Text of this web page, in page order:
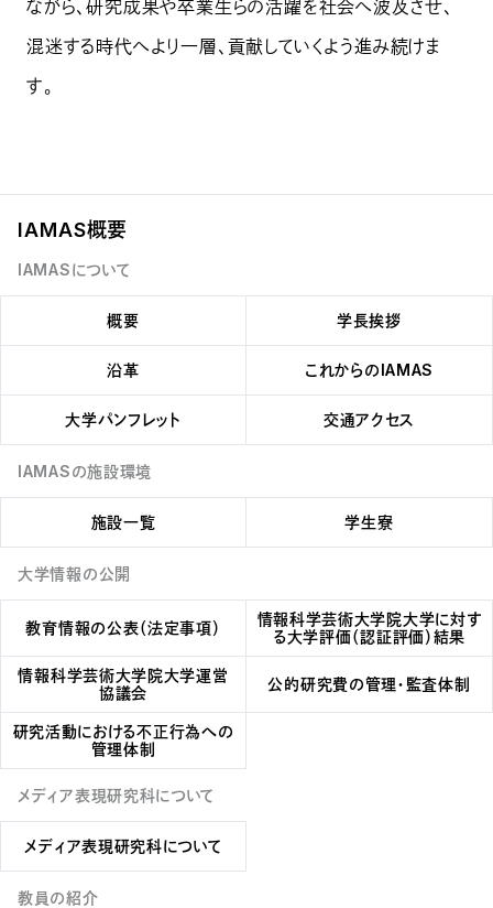
ながら、研究成果や卒業生らの活躍を社会へ波及させ、
混迷する時代へより一層、貢献していくよう進み続けま
す。
IAMAS概要
IAMASについて
概要 学長挨拶
沿革 これからのIAMAS
大学パンフレット 交通アクセス
IAMASの施設環境
施設一覧 学生寮
大学情報の公開
教育情報の公表（法定事項）
情報科学芸術大学院大学に対す
る大学評価（認証評価）結果
情報科学芸術大学院大学運営
協議会
公的研究費の管理・監査体制
研究活動における不正行為への
管理体制
メディア表現研究科について
メディア表現研究科について
教員の紹介